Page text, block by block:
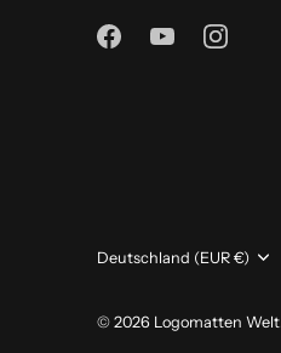
Währung
Deutschland (EUR €)
© 2026 Logomatten Welt